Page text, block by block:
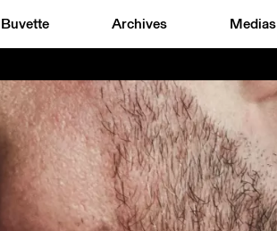
Buvette Archives Medias